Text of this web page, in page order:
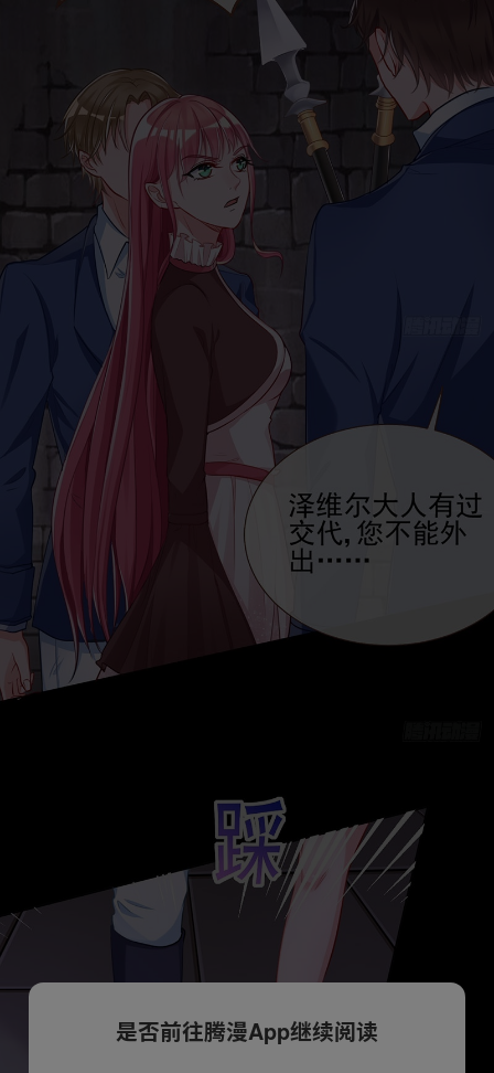
是否前往腾漫App继续阅读